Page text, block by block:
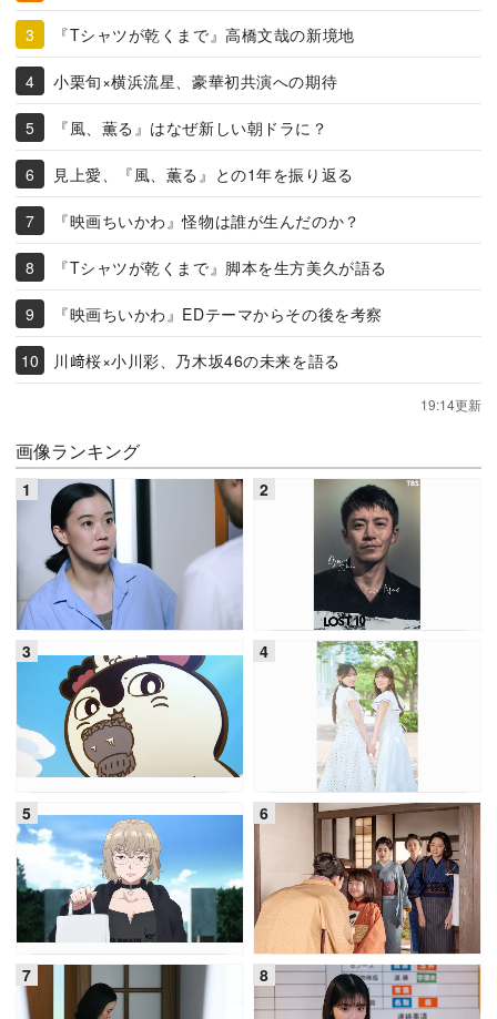
『Tシャツが乾くまで』高橋文哉の新境地
小栗旬×横浜流星、豪華初共演への期待
『風、薫る』はなぜ新しい朝ドラに？
見上愛、『風、薫る』との1年を振り返る
『映画ちいかわ』怪物は誰が生んだのか？
『Tシャツが乾くまで』脚本を生方美久が語る
『映画ちいかわ』EDテーマからその後を考察
川﨑桜×小川彩、乃木坂46の未来を語る
19:14更新
画像ランキング